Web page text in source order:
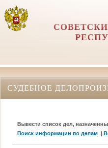
СУДЕБНОЕ
Вывести список дел,
Поиск информации по делам |